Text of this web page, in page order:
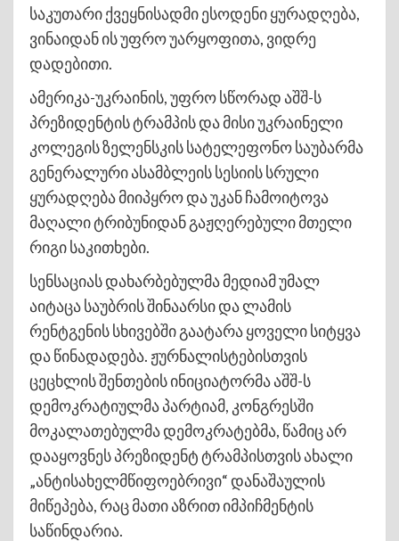
საკუთარი ქვეყნისადმი ესოდენი ყურადღება,
ვინაიდან ის უფრო უარყოფითა, ვიდრე
დადებითი.
ამერიკა-უკრაინის, უფრო სწორად აშშ-ს
პრეზიდენტის ტრამპის და მისი უკრაინელი
კოლეგის ზელენსკის სატელეფონო საუბარმა
გენერალური ასამბლეის სესიის სრული
ყურადღება მიიპყრო და უკან ჩამოიტოვა
მაღალი ტრიბუნიდან გაჟღერებული მთელი
რიგი საკითხები.
სენსაციას დახარბებულმა მედიამ უმალ
აიტაცა საუბრის შინაარსი და ლამის
რენტგენის სხივებში გაატარა ყოველი სიტყვა
და წინადადება. ჟურნალისტებისთვის
ცეცხლის შენთების ინიციატორმა აშშ-ს
დემოკრატიულმა პარტიამ, კონგრესში
მოკალათებულმა დემოკრატებმა, წამიც არ
დააყოვნეს პრეზიდენტ ტრამპისთვის ახალი
„ანტისახელმწიფოებრივი“ დანაშაულის
მიწეპება, რაც მათი აზრით იმპიჩმენტის
საწინდარია.